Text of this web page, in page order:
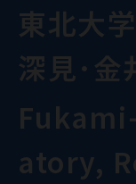
東北大
深見･金
atory,